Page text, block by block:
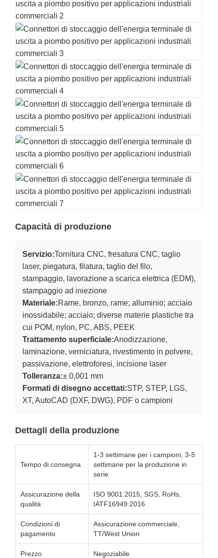
Capacità di produzione
Servizio:Tornitura CNC, fresatura CNC, taglio
laser, piegatura, filatura, taglio del filo,
stampaggio, lavorazione a scarica elettrica (EDM),
stampaggio ad iniezione
Materiale:Rame, bronzo, rame; alluminio; acciaio
inossidabile; acciaio; diverse materie plastiche tra
cui POM, nylon, PC, ABS, PEEK
Trattamento superficiale:Anodizzazione,
laminazione, verniciatura, rivestimento in polvere,
passivazione, elettroforesi, incisione laser
Tolleranza:± 0,001 mm
Formati di disegno accettati:STP, STEP, LGS,
XT, AutoCAD (DXF, DWG), PDF o campioni
Dettagli della produzione
Tempo di consegna
1-3 settimane per i campioni, 3-5
settimane per la produzione in
serie
Assicurazione della
qualità
ISO 9001:2015, SGS, RoHs,
IATF16949:2016
Condizioni di
pagamento
Assicurazione commerciale,
TT/West Union
Prezzo Negoziabile